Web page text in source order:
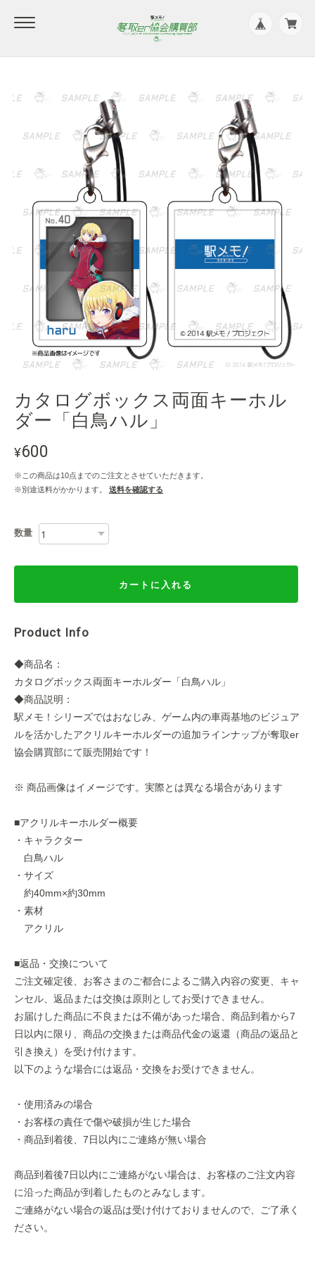
カタログボックス両面キーホル
ダー「白鳥ハル」
¥600
※この商品は10点までのご注文とさせていただきます。
※別途送料がかかります。
送料を確認する
数量
カートに入れる
Product Info
◆商品名：
カタログボックス両面キーホルダー「白鳥ハル」
◆商品説明：
駅メモ！シリーズではおなじみ、ゲーム内の車両基地のビジュア
ルを活かしたアクリルキーホルダーの追加ラインナップが奪取er
協会購買部にて販売開始です！
※ 商品画像はイメージです。実際とは異なる場合があります
■アクリルキーホルダー概要
・キャラクター
白鳥ハル
・サイズ
約40mm×約30mm
・素材
アクリル
■返品・交換について
ご注⽂確定後、お客さまのご都合によるご購⼊内容の変更、キャ
ンセル、返品または交換は原則としてお受けできません。
お届けした商品に不良または不備があった場合、商品到着から7
⽇以内に限り、商品の交換または商品代⾦の返還（商品の返品と
引き換え）を受け付けます。
以下のような場合には返品・交換をお受けできません。
・使⽤済みの場合
・お客様の責任で傷や破損が⽣じた場合
・商品到着後、7⽇以内にご連絡が無い場合
商品到着後7⽇以内にご連絡がない場合は、お客様のご注⽂内容
に沿った商品が到着したものとみなします。
ご連絡がない場合の返品は受け付けておりませんので、ご了承く
ださい。